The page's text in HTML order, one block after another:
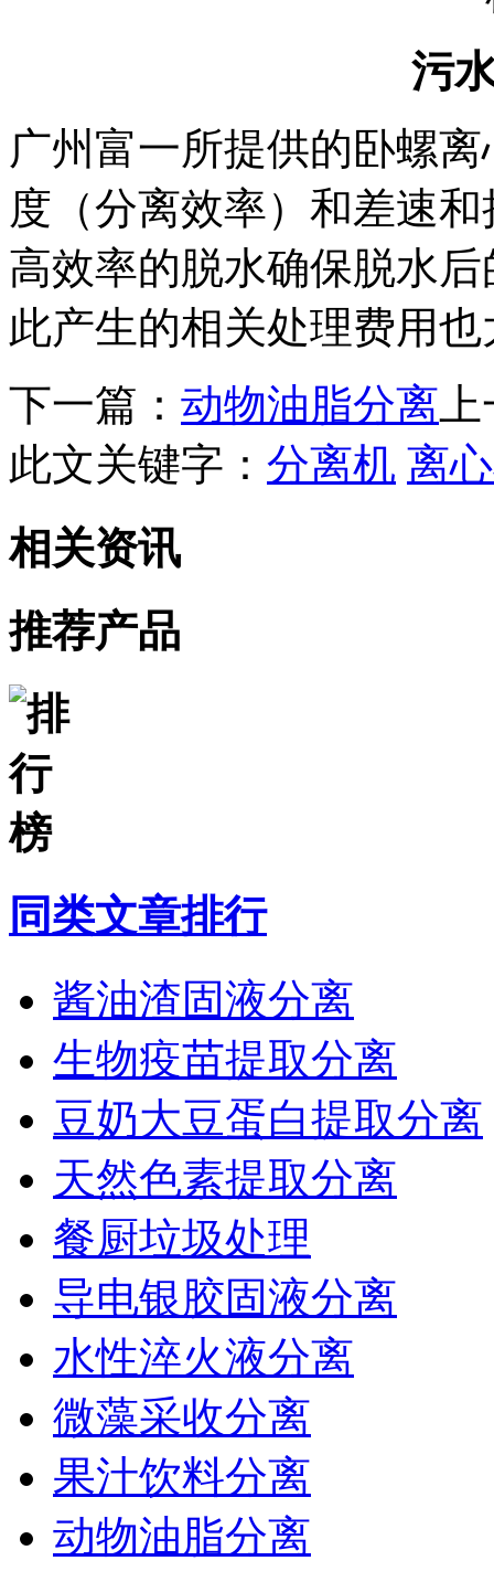
污
广州富一所提供的卧螺
度（分离效率）和差速
高效率的脱水确保脱水
此产生的相关处理费用
下一篇： 动物油脂分离
此文关键字： 分离机 离
相关资讯
推荐产品
同类文章排行
酱油渣固液分离
生物疫苗提取分离
豆奶大豆蛋白提取分离
天然色素提取分离
餐厨垃圾处理
导电银胶固液分离
水性淬火液分离
微藻采收分离
果汁饮料分离
动物油脂分离